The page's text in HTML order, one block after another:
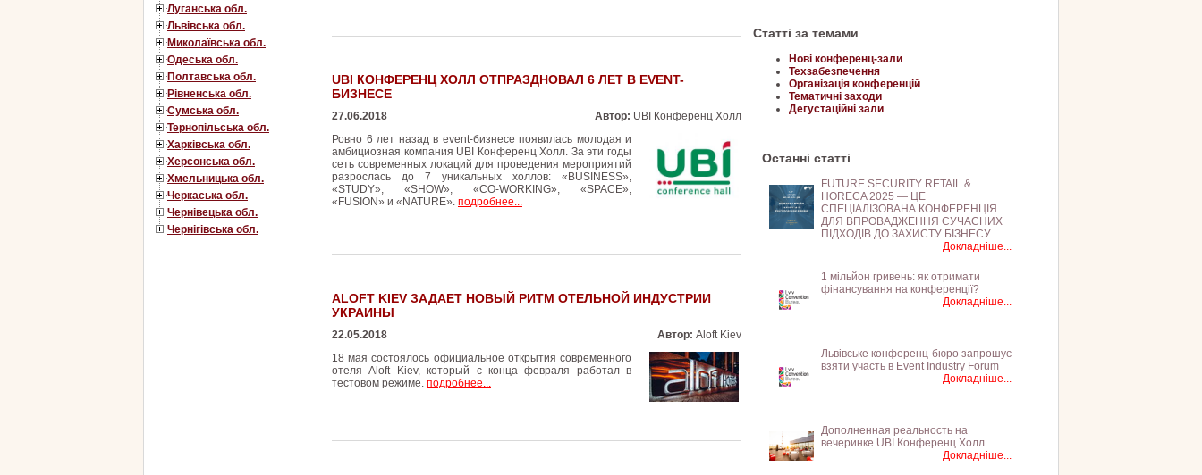
Луганська обл.
Львівська обл.
Миколаївська обл.
Одеська обл.
Полтавська обл.
Рівненська обл.
Сумська обл.
Тернопільська обл.
Харківська обл.
Херсонська обл.
Хмельницька обл.
Черкаська обл.
Чернівецька обл.
Чернігівська обл.
UBI КОНФЕРЕНЦ ХОЛЛ ОТПРАЗДНОВАЛ 6 ЛЕТ В EVENT-
БИЗНЕСЕ
27.06.2018 Автор: UBI Конференц Холл
Ровно 6 лет назад в event-бизнесе появилась молодая и
амбициозная компания UBI Конференц Холл. За эти годы
сеть современных локаций для проведения мероприятий
разрослась до 7 уникальных холлов: «BUSINESS»,
«STUDY», «SHOW», «CO-WORKING», «SPACE»,
«FUSION» и «NATURE». подробнее...
ALOFT KIEV ЗАДАЕТ НОВЫЙ РИТМ ОТЕЛЬНОЙ ИНДУСТРИИ
УКРАИНЫ
22.05.2018 Автор: Aloft Kiev
18 мая состоялось официальное открытия современного
отеля Aloft Kiev, который с конца февраля работал в
тестовом режиме. подробнее...
Статті за темами
Нові конференц-зали
Техзабезпечення
Організація конференцій
Тематичні заходи
Дегустаційні зали
Останні статті
FUTURE SECURITY RETAIL &
HORECA 2025 — ЦЕ
СПЕЦІАЛІЗОВАНА КОНФЕРЕНЦІЯ
ДЛЯ ВПРОВАДЖЕННЯ СУЧАСНИХ
ПІДХОДІВ ДО ЗАХИСТУ БІЗНЕСУ
Докладніше...
1 мільйон гривень: як отримати
фінансування на конференції?
Докладніше...
Львівське конференц-бюро запрошує
взяти участь в Event Industry Forum
Докладніше...
Дополненная реальность на
вечеринке UBI Конференц Холл
Докладніше...